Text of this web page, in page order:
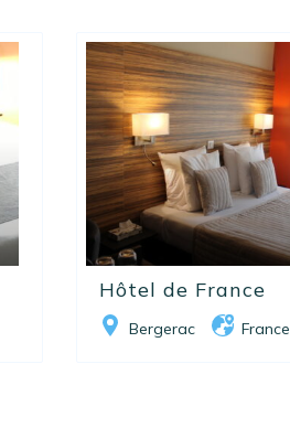
Hôtel de France
Bergerac France